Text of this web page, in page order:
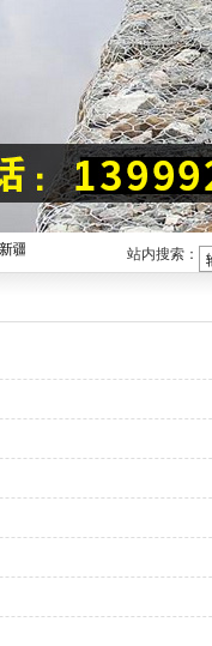
格宾网,新疆钢格栅,新疆草原网
站内搜索：